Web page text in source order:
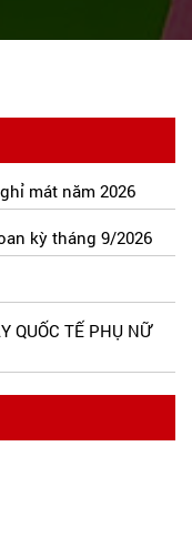
mát năm 2026
kỳ tháng 9/2026
QUỐC TẾ PHỤ NỮ